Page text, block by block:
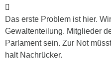
Das erste Problem ist hier.
Gewaltenteilung. Mitglieder
Parlament sein. Zur Not
halt Nachrücker.